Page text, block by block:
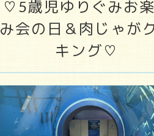
♡5歳児ゆりぐみお
み会の日＆肉じゃが
キング♡